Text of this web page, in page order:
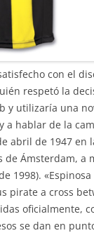
con el
respetó la
y utilizaría una
a hablar de la
abril de 1947 en
Ámsterdam, a
1998).
pirate a cross
oficialmente,
se dan en